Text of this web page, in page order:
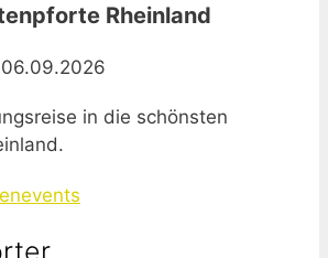
Rheinland
in die schönsten